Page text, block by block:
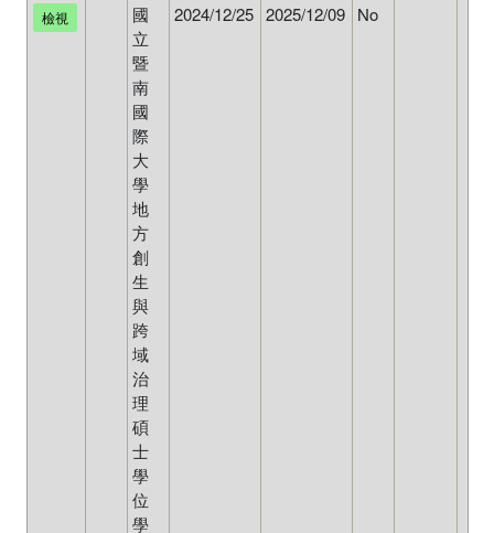
檢視
國
立
暨
南
國
際
大
學
地
方
創
生
與
跨
域
治
理
碩
士
學
位
學
2024/12/25 2025/12/09 No